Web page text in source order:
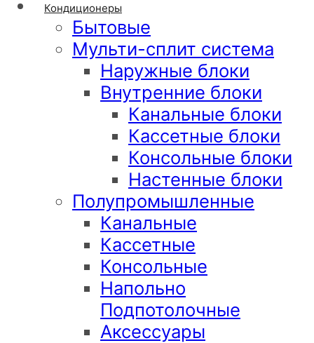
Кондиционеры
Бытовые
Мульти-сплит система
Наружные блоки
Внутренние блоки
Канальные блоки
Кассетные блоки
Консольные блоки
Настенные блоки
Полупромышленные
Канальные
Кассетные
Консольные
Напольно
Подпотолочные
Аксессуары